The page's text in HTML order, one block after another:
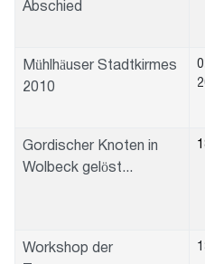
Abschied
Mühlhäuser Stadtkirmes
2010
Gordischer Knoten in
Wolbeck gelöst...
Workshop der